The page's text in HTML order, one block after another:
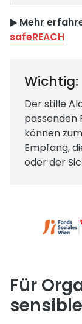
▶︎ Mehr
safeREACH
Wichtig:
Der stille
passenden
können
Empfang,
oder der
Für